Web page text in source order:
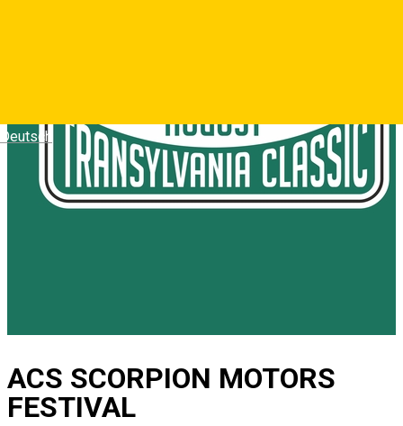
Deutsch
ACS SCORPION MOTORS
FESTIVAL